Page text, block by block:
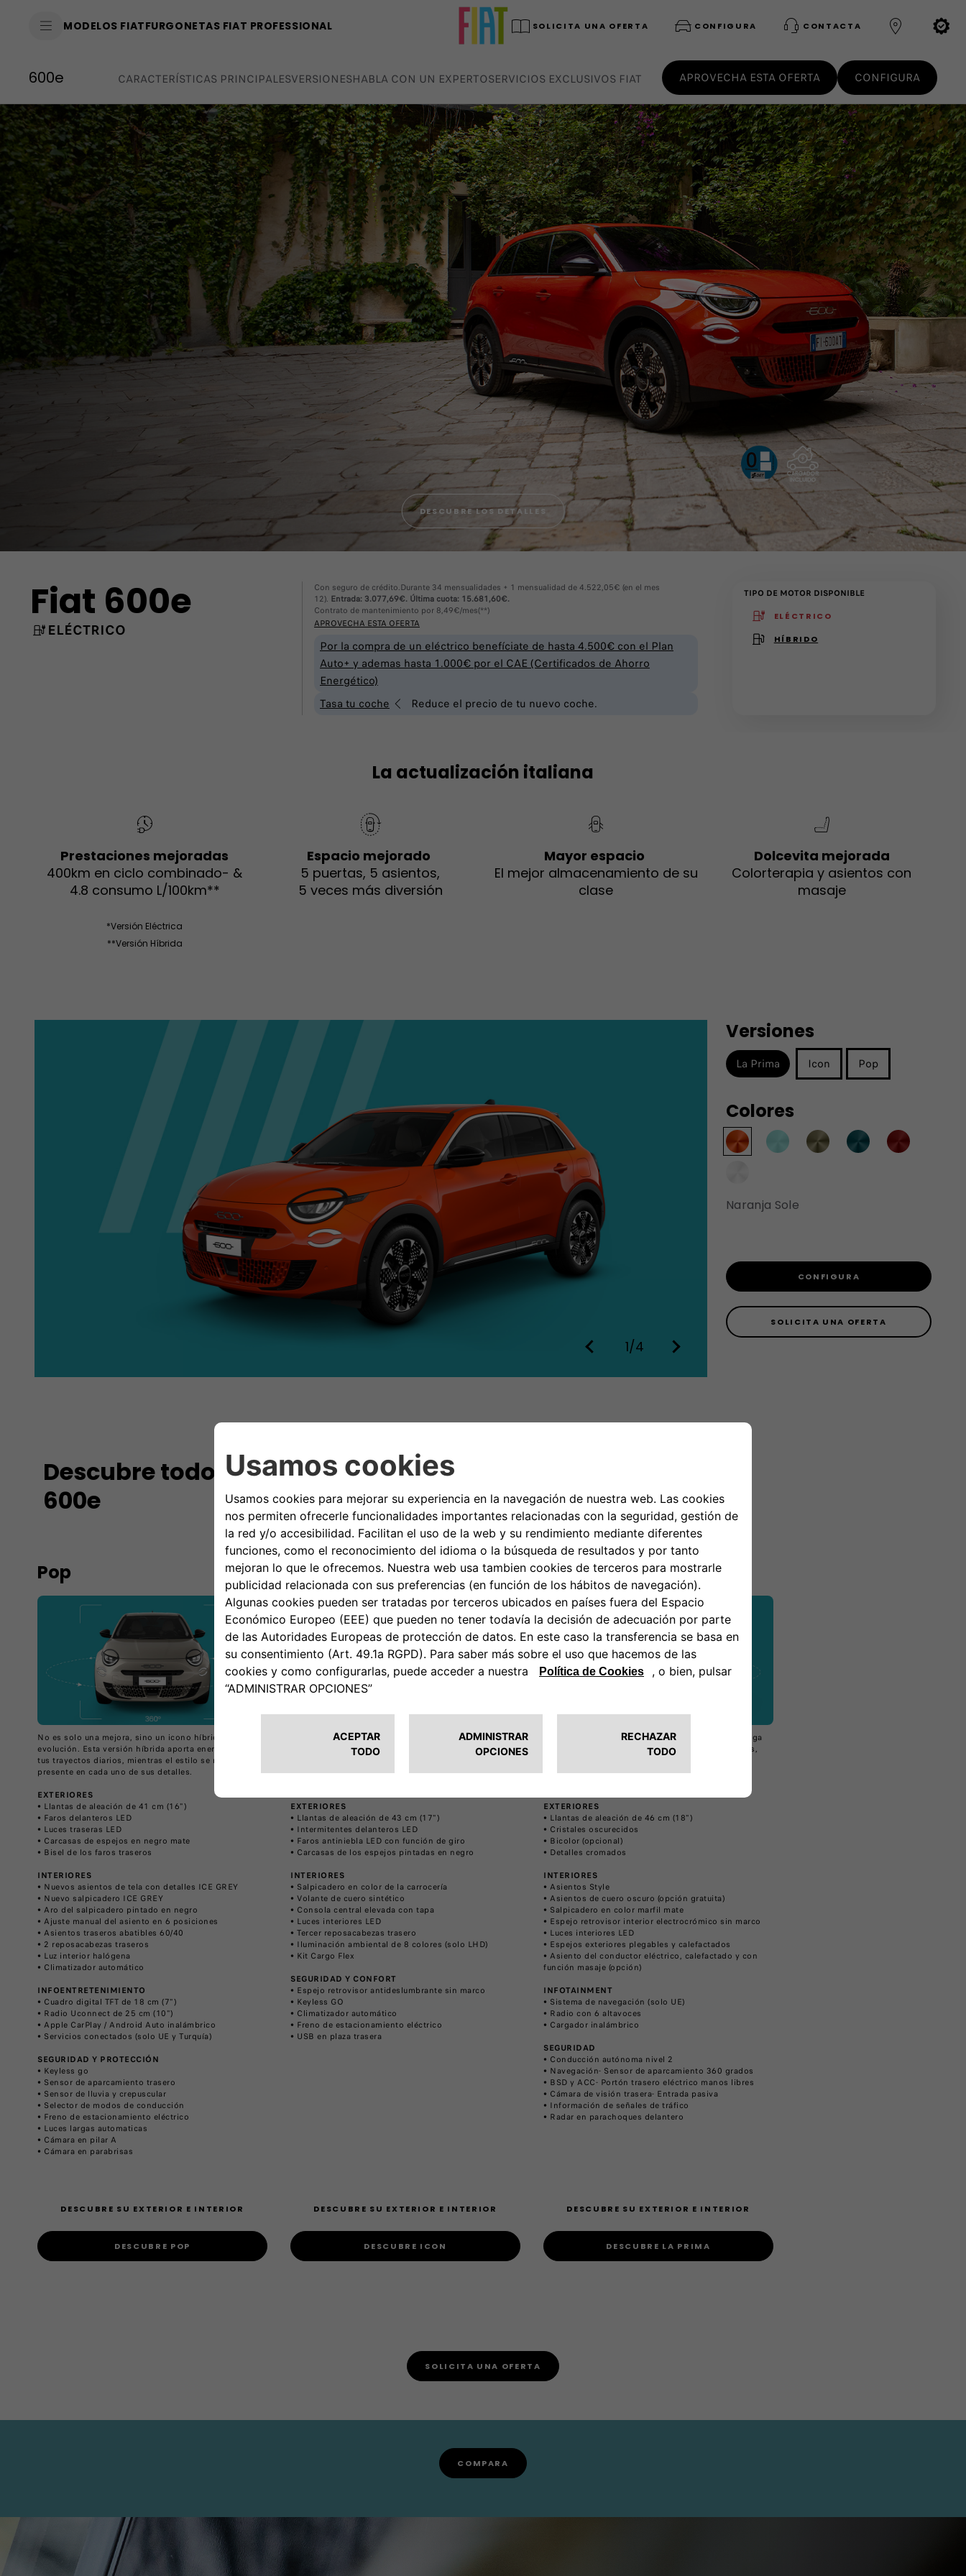
MODELOS FIATFURGONETAS FIAT PROFESSIONAL SOLICITA UNA OFERTA CONFIGURA CONTACTA
600e CARACTERÍSTICAS PRINCIPALESVERSIONESHABLA CON UN EXPERTOSERVICIOS EXCLUSIVOS FIAT APROVECHA ESTA OFERTA CONFIGURA
DESCUBRE LOS DETALLES
Fiat 600e
ELÉCTRICO
Con seguro de crédito.Durante 34 mensualidades + 1 mensualidad de 4.522,05€ (en el mes
12). Entrada: 3.077,69€. Última cuota: 15.681,60€.
Contrato de mantenimiento por 8,49€/mes(**)
APROVECHA ESTA OFERTA
Por la compra de un eléctrico benefíciate de hasta 4.500€ con el Plan
Auto+ y ademas hasta 1.000€ por el CAE (Certificados de Ahorro
Energético)
Tasa tu coche
Reduce el precio de tu nuevo coche.
TIPO DE MOTOR DISPONIBLE
ELÉCTRICO
HÍBRIDO
La actualización italiana
Prestaciones mejoradas
400km en ciclo combinado- &
4.8 consumo L/100km**
*Versión Eléctrica
**Versión Híbrida
Espacio mejorado
5 puertas, 5 asientos,
5 veces más diversión
Mayor espacio
El mejor almacenamiento de su
clase
Dolcevita mejorada
Colorterapia y asientos con
masaje
1/4
Versiones
La Prima Icon Pop
Colores
Naranja Sole
CONFIGURA
SOLICITA UNA OFERTA
Descubre todos los acabados para
600e
Pop
No es solo una mejora, sino un icono híbrido en
evolución. Esta versión híbrida aporta energía turbo a
tus trayectos diarios, mientras el estilo se mantiene
presente en cada uno de sus detalles.
EXTERIORES
• Llantas de aleación de 41 cm (16")
• Faros delanteros LED
• Luces traseras LED
• Carcasas de espejos en negro mate
• Bisel de los faros traseros
INTERIORES
• Nuevos asientos de tela con detalles ICE GREY
• Nuevo salpicadero ICE GREY
• Aro del salpicadero pintado en negro
• Ajuste manual del asiento en 6 posiciones
• Asientos traseros abatibles 60/40
• 2 reposacabezas traseros
• Luz interior halógena
• Climatizador automático
INFOENTRETENIMIENTO
• Cuadro digital TFT de 18 cm (7")
• Radio Uconnect de 25 cm (10")
• Apple CarPlay / Android Auto inalámbrico
• Servicios conectados (solo UE y Turquía)
SEGURIDAD Y PROTECCIÓN
• Keyless go
• Sensor de aparcamiento trasero
• Sensor de lluvia y crepuscular
• Selector de modos de conducción
• Freno de estacionamiento eléctrico
• Luces largas automaticas
• Cámara en pilar A
• Cámara en parabrisas
DESCUBRE SU EXTERIOR E INTERIOR
DESCUBRE POP
Icon
Diseño estilizado y cargado de tecnología inteligente,
con una presencia protagonista por dentro y por fuera.
EXTERIORES
• Llantas de aleación de 43 cm (17")
• Intermitentes delanteros LED
• Faros antiniebla LED con función de giro
• Carcasas de los espejos pintadas en negro
INTERIORES
• Salpicadero en color de la carrocería
• Volante de cuero sintético
• Consola central elevada con tapa
• Luces interiores LED
• Tercer reposacabezas trasero
• Iluminación ambiental de 8 colores (solo LHD)
• Kit Cargo Flex
SEGURIDAD Y CONFORT
• Espejo retrovisor antideslumbrante sin marco
• Keyless GO
• Climatizador automático
• Freno de estacionamiento eléctrico
• USB en plaza trasera
DESCUBRE SU EXTERIOR E INTERIOR
DESCUBRE ICON
La Prima
Como versión tope de gama, el nuevo Fiat 600e llega
con hasta 100 equipamientos exclusivos e inéditos,
EXTERIORES
• Llantas de aleación de 46 cm (18")
• Cristales oscurecidos
• Bicolor (opcional)
• Detalles cromados
INTERIORES
• Asientos Style
• Asientos de cuero oscuro (opción gratuita)
• Salpicadero en color marfil mate
• Espejo retrovisor interior electrocrómico sin marco
• Luces interiores LED
• Espejos exteriores plegables y calefactados
• Asiento del conductor eléctrico, calefactado y con
función masaje (opción)
INFOTAINMENT
• Sistema de navegación (solo UE)
• Radio con 6 altavoces
• Cargador inalámbrico
SEGURIDAD
• Conducción autónoma nivel 2
• Navegación- Sensor de aparcamiento 360 grados
• BSD y ACC- Portón trasero eléctrico manos libres
• Cámara de visión trasera- Entrada pasiva
• Información de señales de tráfico
• Radar en parachoques delantero
DESCUBRE SU EXTERIOR E INTERIOR
DESCUBRE LA PRIMA
SOLICITA UNA OFERTA
COMPARA